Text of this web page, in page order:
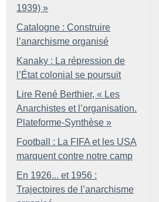
1939) »
Catalogne : Construire
l’anarchisme organisé
Kanaky : La répression de
l’État colonial se poursuit
Lire René Berthier, « Les
Anarchistes et l’organisation.
Plateforme-Synthèse »
Football : La FIFA et les USA
marquent contre notre camp
En 1926... et 1956 :
Trajectoires de l’anarchisme